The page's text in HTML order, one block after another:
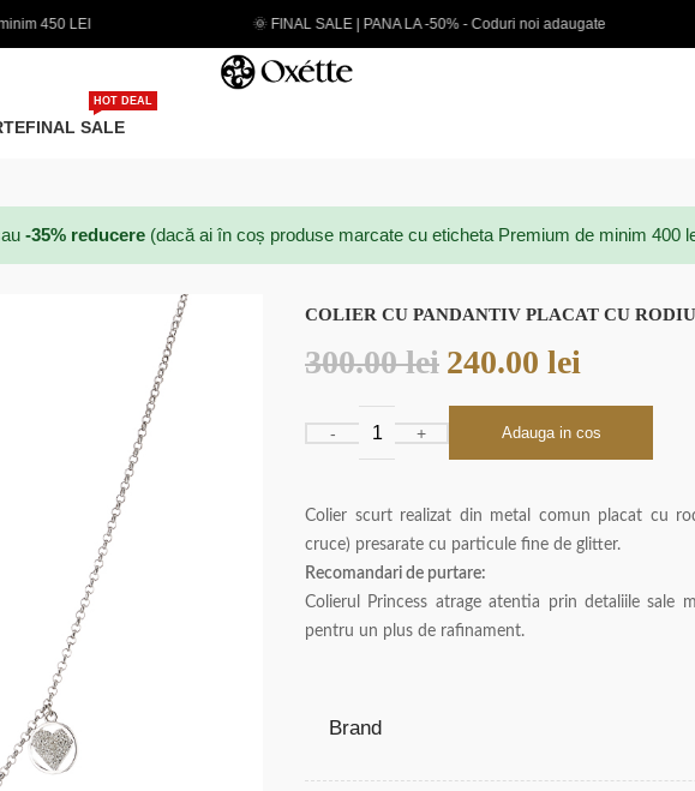
🌞 FINAL SALE | PANA LA -50% - Coduri noi adaugate EXTRA 5% CARD
FINAL SALE
HOT DEAL
-35% reducere (dacă ai în coș produse marcate cu eticheta Premium de minim 400
COLIER CU PANDANTIV PLACAT CU
300.00lei 240.00 lei
Adauga in cos
Colier scurt realizat din metal comun placat cu
cruce) presarate cu particule fine de glitter.
Recomandari de purtare:
Colierul Princess atrage atentia prin detaliile sale
pentru un plus de rafinament.
Brand